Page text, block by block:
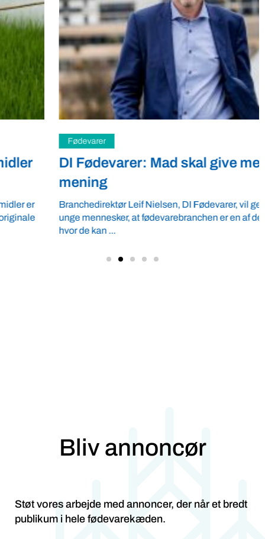
DI Fødevarer: Mad skal give mere
Branchedirektør Leif Nielsen, DI Fødevarer, vil gerne vise
unge mennesker, at fødevarebranchen er en af de sektorer,
hvor de kan ...
Bliv annoncør
Støt vores arbejde med annoncer, der når et bredt
publikum i hele fødevarekæden.